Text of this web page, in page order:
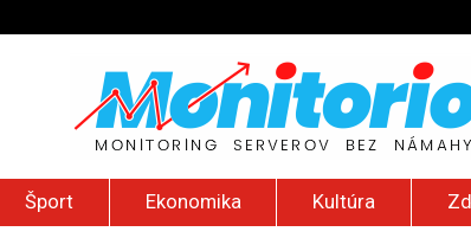
Šport Ekonomika Kultúra
raketové a dronové útoky, zabili najmenej 38